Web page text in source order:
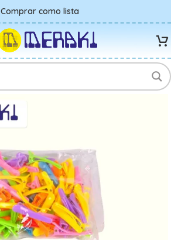
Comprar como lista